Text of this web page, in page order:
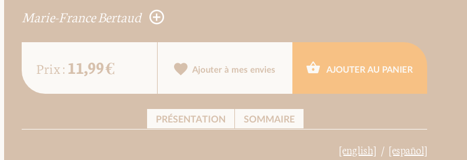
Marie-France Bertaud
Prix : 11,99 € Ajouter à mes envies AJOUTER AU PANIER
PRÉSENTATION SOMMAIRE
[english] [español]